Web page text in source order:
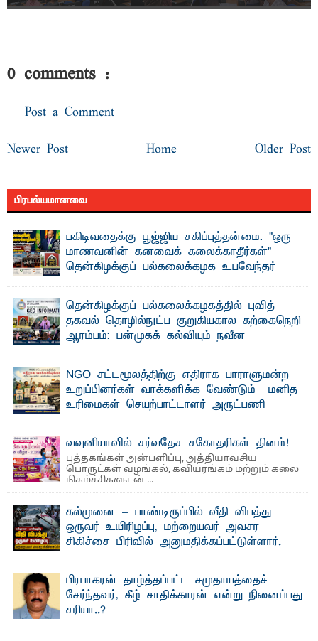
0 comments :
Post a Comment
Newer Post Older Post
Home
பிரபல்யமானவை
பகிடிவதைக்கு பூஜ்ஜிய சகிப்புத்தன்மை: "ஒரு
மாணவனின் கனவைக் கலைக்காதீர்கள்" –
தென்கிழக்குப் பல்கலைக்கழக உபவேந்தர்
"ஒ ரு மாணவனின் அல்லது மாணவியின் கனவு என்னால்
கலைக்கப்படாது" என்ற உறுதியை ஒவ்வொரு மாணவரும் ...
தென்கிழக்குப் பல்கலைக்கழகத்தில் புவித்
தகவல் தொழில்நுட்ப குறுகியகால கற்கைநெறி
ஆரம்பம்: பன்முகக் கல்வியும் நவீன
தொழில்நுட்பமும் காலத்தின் தேவை – பீடாதிபதி
பேராசிரியர் எம். எம். பாஸில்
தெ ன்கிழக்குப் பல்கலைக்கழகத்தின் கலை மற்றும் கலாசார
பீடத்தின் புவியியல் துறையினால் ...
NGO சட்டமூலத்திற்கு எதிராக பாராளுமன்ற
உறுப்பினர்கள் வாக்களிக்க வேண்டும் – மனித
உரிமைகள் செயற்பாட்டாளர் அருட்பணி
ஜே. எப். காமிலா பேகம்- இ லங்கை அரசாங்கம் அரசுசாரா
அமைப்புகள் (NGO) தொடர்பான புதிய சட்டமூலத்தை ...
வவுனியாவில் சர்வதேச சகோதரிகள் தினம்!
புத்தகங்கள் அன்பளிப்பு, அத்தியாவசிய
பொருட்கள் வழங்கல், கவியரங்கம் மற்றும் கலை
நிகழ்ச்சிகளுடன் ...
கல்முனை - பாண்டிருப்பில் வீதி விபத்து
ஒருவர் உயிரிழப்பு, மற்றையவர் அவசர
சிகிச்சை பிரிவில் அனுமதிக்கப்பட்டுள்ளார்.
பாண்டிருப்பு ...பிரபாகரன் தாழ்த்தப்பட்ட சமுதாயத்தைச்
சேர்ந்தவர், கீழ் சாதிக்காரன் என்று நினைப்பது
சரியா..?